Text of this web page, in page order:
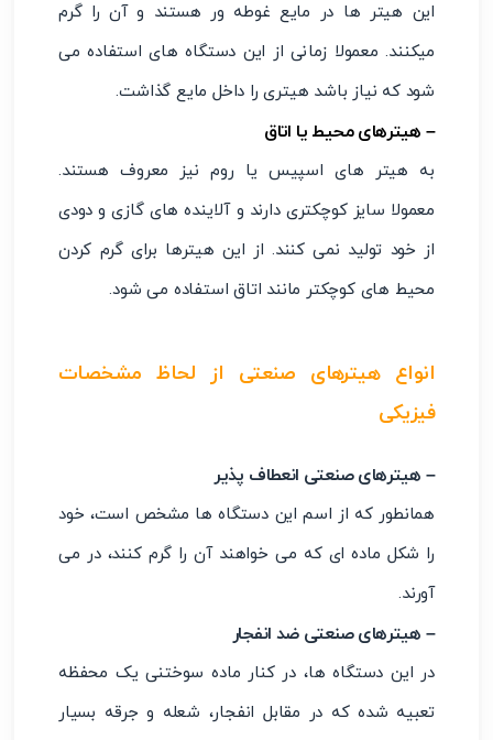
این هیتر ها در مایع غوطه ور هستند و آن را گرم
میکنند. معمولا زمانی از این دستگاه های استفاده می
شود که نیاز باشد هیتری را داخل مایع گذاشت.
– هیترهای محیط یا اتاق
به هیتر های اسپیس یا روم نیز معروف هستند.
معمولا سایز کوچکتری دارند و آلاینده های گازی و دودی
از خود تولید نمی کنند. از این هیترها برای گرم کردن
محیط های کوچکتر مانند اتاق استفاده می شود.
انواع هیترهای صنعتی از لحاظ مشخصات
فیزیکی
– هیترهای صنعتی انعطاف پذیر
همانطور که از اسم این دستگاه ها مشخص است، خود
را شکل ماده ای که می خواهند آن را گرم کنند، در می
آورند.
– هیترهای صنعتی ضد انفجار
در این دستگاه ها، در کنار ماده سوختنی یک محفظه
تعبیه شده که در مقابل انفجار، شعله و جرقه بسیار